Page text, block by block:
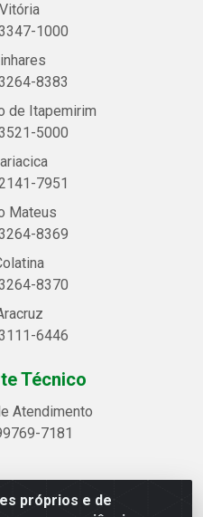
próprios e de
Vitória
1000
8383
de Itapemirim
5000
7951
Mateus
8369
8370
6446
Técnico
Atendimento
7181
- Avenida Alegre, 2521 -